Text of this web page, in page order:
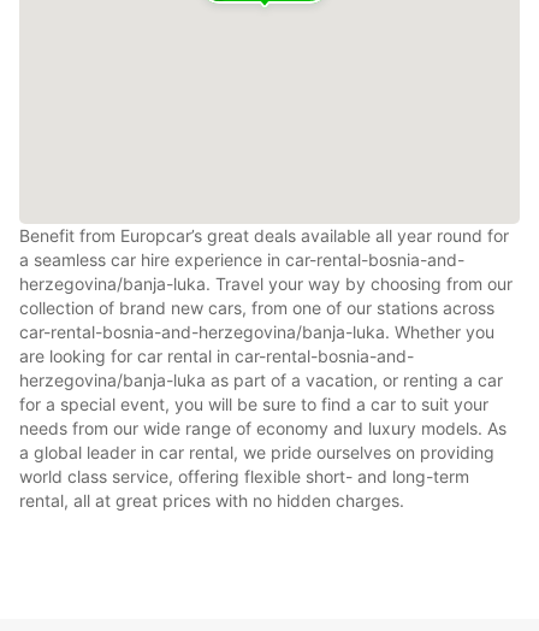
Benefit from Europcar’s great deals available all year round for
a seamless car hire experience in car-rental-bosnia-and-
herzegovina/banja-luka. Travel your way by choosing from our
collection of brand new cars, from one of our stations across
car-rental-bosnia-and-herzegovina/banja-luka. Whether you
are looking for car rental in car-rental-bosnia-and-
herzegovina/banja-luka as part of a vacation, or renting a car
for a special event, you will be sure to find a car to suit your
needs from our wide range of economy and luxury models. As
a global leader in car rental, we pride ourselves on providing
world class service, offering flexible short- and long-term
rental, all at great prices with no hidden charges.